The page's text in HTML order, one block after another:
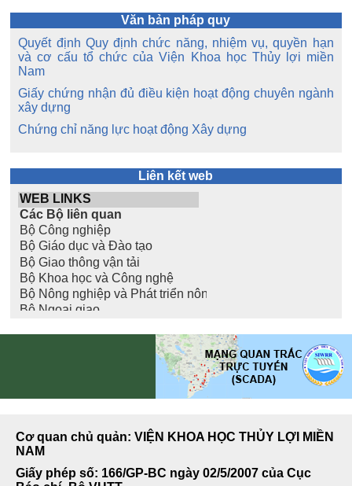
Văn bản pháp quy
Quyết định Quy định chức năng, nhiệm vụ, quyền hạn
và cơ cấu tổ chức của Viện Khoa học Thủy lợi miền
Nam
Giấy chứng nhận đủ điều kiện hoạt động chuyên ngành
xây dựng
Chứng chỉ năng lực hoạt động Xây dựng
Liên kết web
Cơ quan chủ quản: VIỆN KHOA HỌC THỦY LỢI MIỀN
NAM
Giấy phép số: 166/GP-BC ngày 02/5/2007 của Cục